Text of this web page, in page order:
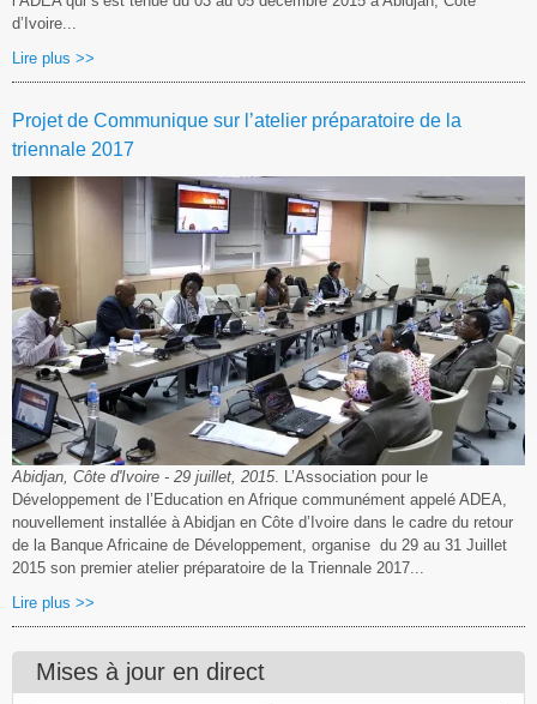
d’Ivoire...
Lire plus >>
Projet de Communique sur l’atelier préparatoire de la
triennale 2017
Abidjan, Côte d'Ivoire - 29 juillet, 2015. L’Association pour le
Développement de l’Education en Afrique communément appelé ADEA,
nouvellement installée à Abidjan en Côte d’Ivoire dans le cadre du retour
de la Banque Africaine de Développement, organise du 29 au 31 Juillet
2015 son premier atelier préparatoire de la Triennale 2017...
Lire plus >>
Mises à jour en direct